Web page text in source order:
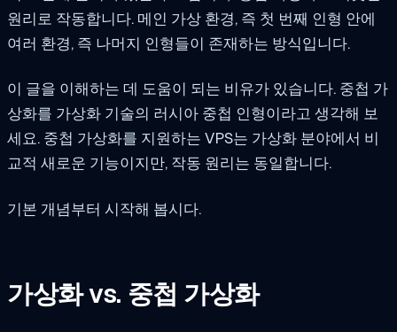
원리로 작동합니다. 메인 가상 환경, 즉 첫 번째 인형 안에
여러 환경, 즉 나머지 인형들이 존재하는 방식입니다.
이 글을 이해하는 데 도움이 되는 비유가 있습니다. 중첩 가
상화를 가상화 기술의 러시아 중첩 인형이라고 생각해 보
세요. 중첩 가상화를 지원하는 VPS는 가상화 분야에서 비
교적 새로운 기능이지만, 작동 원리는 동일합니다.
기본 개념부터 시작해 봅시다.
가상화 vs. 중첩 가상화